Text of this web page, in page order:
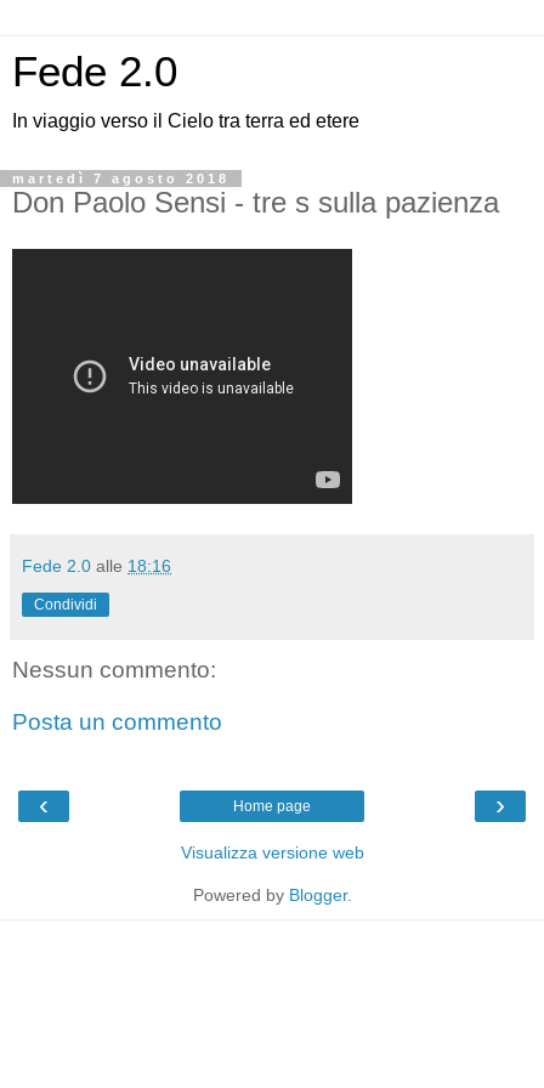
Fede 2.0
In viaggio verso il Cielo tra terra ed etere
martedì 7 agosto 2018
Don Paolo Sensi - tre s sulla pazienza
Fede 2.0 alle 18:16
Condividi
Nessun commento:
Posta un commento
‹ ›
Home page
Visualizza versione web
Powered by Blogger.